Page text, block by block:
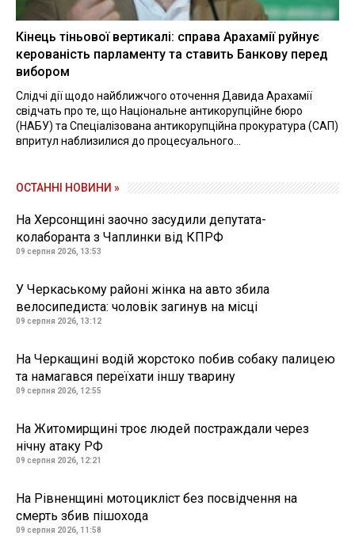
Кінець тіньової вертикалі: справа Арахамії руйнує
керованість парламенту та ставить Банкову перед
вибором
Слідчі дії щодо найближчого оточення Давида Арахамії
свідчать про те, що Національне антикорупційне бюро
(НАБУ) та Спеціалізована антикорупційна прокуратура (САП)
впритул наблизилися до процесуального...
ОСТАННІ НОВИНИ »
На Херсонщині заочно засудили депутата-
колаборанта з Чаплинки від КПРФ
09 серпня 2026, 13:53
У Черкаському районі жінка на авто збила
велосипедиста: чоловік загинув на місці
09 серпня 2026, 13:12
На Черкащині водій жорстоко побив собаку палицею
та намагався переїхати іншу тварину
09 серпня 2026, 12:55
На Житомирщині троє людей постраждали через
нічну атаку РФ
09 серпня 2026, 12:21
На Рівненщині мотоцикліст без посвідчення на
смерть збив пішохода
09 серпня 2026, 11:58